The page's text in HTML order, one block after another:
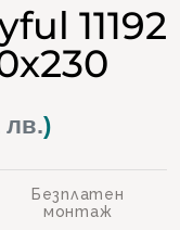
11192
лв.)
Безплатен
монтаж